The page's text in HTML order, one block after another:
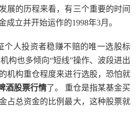
展的历程来看，有三个重要的时间
成立并开始运作的1998年3月。
个人投资者稳赚不赔的唯一选股标
构也多倾向“短线”操作、波段进出
机构重仓程度来进行选股，恐怕就
酒股票行情了。 重仓是指某基金买
占总资金的比例最大，这种股票就